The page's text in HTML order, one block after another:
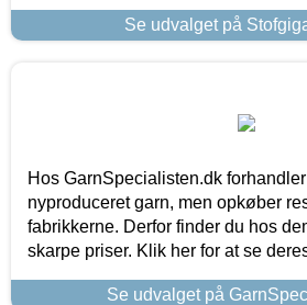
Se udvalget på
Hos GarnSpecialisten.dk
nyproduceret garn, men opkøber
fabrikkerne. Derfor finder du hos
skarpe priser. Klik her for at se
Se udvalget på